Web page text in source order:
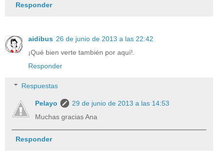
Responder
aidibus 26 de junio de 2013 a las 22:42
¡Qué bien verte también por aquí!.
Responder
Respuestas
Pelayo
29 de junio de 2013 a las 14:53
Muchas gracias Ana
Responder